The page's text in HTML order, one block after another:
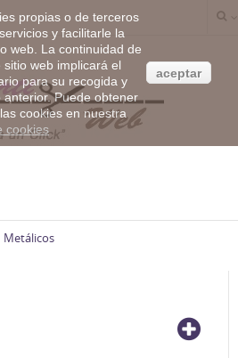
Metálicos
propias o de terceros
y facilitarle la
web. La continuidad de
web implicará el
para su recogida y
Puede obtener
cookies en nuestra
cookies
aceptar